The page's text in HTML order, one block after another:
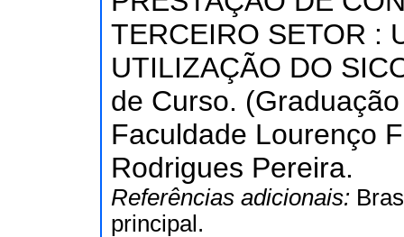
TERCEIRO SETOR :
UTILIZAÇÃO DO
de Curso.
Faculdade Lourenço
Rodrigues Pereira.
Referências adicionais:
principal.